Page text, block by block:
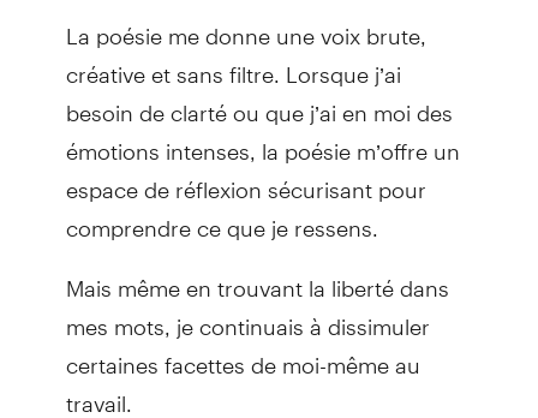
La poésie me donne une voix brute,
créative et sans filtre. Lorsque j’ai
besoin de clarté ou que j’ai en moi des
émotions intenses, la poésie m’offre un
espace de réflexion sécurisant pour
comprendre ce que je ressens.
Mais même en trouvant la liberté dans
mes mots, je continuais à dissimuler
certaines facettes de moi-même au
travail.